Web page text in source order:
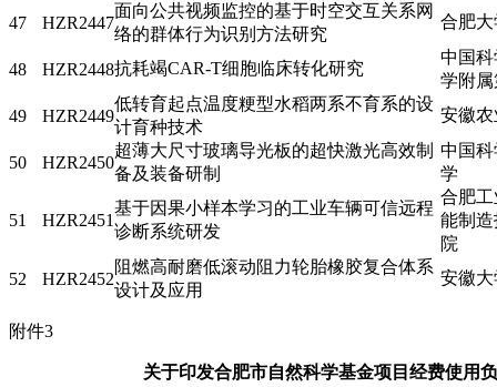
47
HZR2447
面向公共视频监控的基于时空交互关系网
络的群体行为识别方法研究
合肥大
48 HZR2448抗耗竭CAR-T细胞临床转化研究
中国
学附
49
HZR2449
低转育起点温度粳型水稻两系不育系的设
计育种技术
安徽
50 HZR2450
超薄大尺寸玻璃导光板的超快激光高效制
备及装备研制
中国
学
51 HZR2451
基于因果小样本学习的工业车辆可信远程
诊断系统研发
合肥
能制
院
52
HZR2452
阻燃高耐磨低滚动阻力轮胎橡胶复合体系
设计及应用
安徽大
附件3
关于印发合肥市自然科学基金项目经费使用